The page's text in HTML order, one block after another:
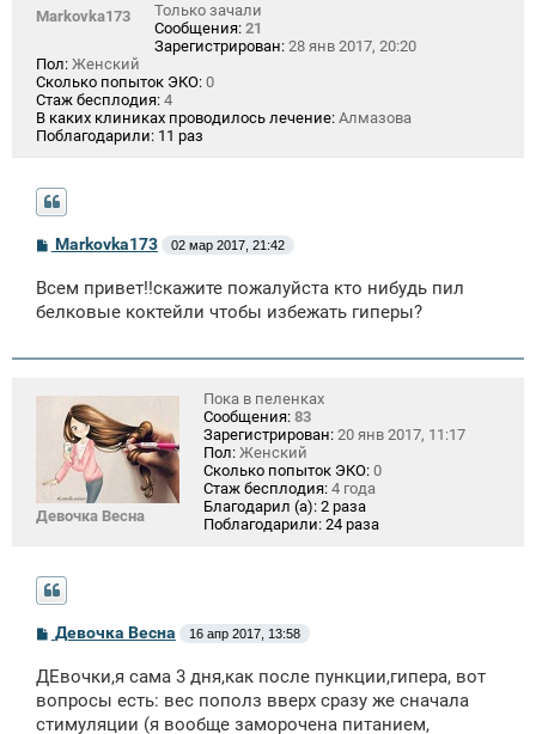
Markovka173
Только зачали
Сообщения: 21
Зарегистрирован: 28 янв 2017, 20:20
Пол: Женский
Сколько попыток ЭКО: 0
Стаж бесплодия: 4
В каких клиниках проводилось лечение: Алмазова
Поблагодарили: 11 раз
С
б
щ
и
Markovka173 02 мар 2017, 21:42
Всем привет!!скажите пожалуйста кто нибудь пил
белковые коктейли чтобы избежать гиперы?
Девочка Весна
Пока в пеленках
Сообщения: 83
Зарегистрирован: 20 янв 2017, 11:17
Пол: Женский
Сколько попыток ЭКО: 0
Стаж бесплодия: 4 года
Благодарил (а): 2 раза
Поблагодарили: 24 раза
С
б
щ
Девочка Весна 16 апр 2017, 13:58
ДЕвочки,я сама 3 дня,как после пункции,гипера, вот
вопросы есть: вес пополз вверх сразу же сначала
стимуляции (я вообще заморочена питанием,